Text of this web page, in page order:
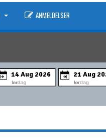
ANMELDELSER
lørdag lørdag